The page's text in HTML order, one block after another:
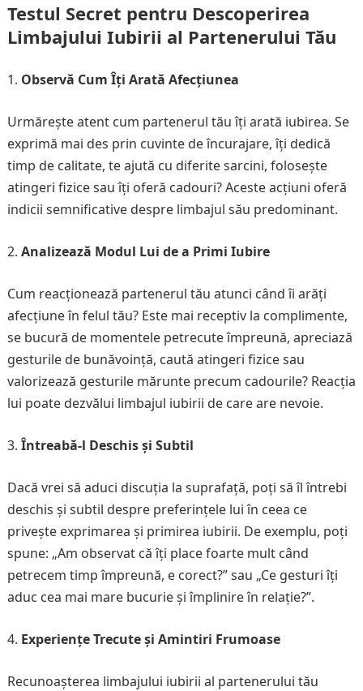
Testul Secret pentru Descoperirea
Limbajului Iubirii al Partenerului Tău
Observă Cum Îți Arată Afecțiunea
Urmărește atent cum partenerul tău îți arată iubirea. Se
exprimă mai des prin cuvinte de încurajare, îți dedică
timp de calitate, te ajută cu diferite sarcini, folosește
atingeri fizice sau îți oferă cadouri? Aceste acțiuni oferă
indicii semnificative despre limbajul său predominant.
Analizează Modul Lui de a Primi Iubire
Cum reacționează partenerul tău atunci când îi arăți
afecțiune în felul tău? Este mai receptiv la complimente,
se bucură de momentele petrecute împreună, apreciază
gesturile de bunăvoință, caută atingeri fizice sau
valorizează gesturile mărunte precum cadourile? Reacția
lui poate dezvălui limbajul iubirii de care are nevoie.
Întreabă-l Deschis și Subtil
Dacă vrei să aduci discuția la suprafață, poți să îl întrebi
deschis și subtil despre preferințele lui în ceea ce
privește exprimarea și primirea iubirii. De exemplu, poți
spune: „Am observat că îți place foarte mult când
petrecem timp împreună, e corect?” sau „Ce gesturi îți
aduc cea mai mare bucurie și împlinire în relație?”.
Experiențe Trecute și Amintiri Frumoase
Recunoașterea limbajului iubirii al partenerului tău